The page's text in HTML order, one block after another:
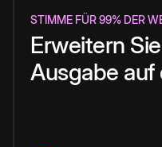
STIMME FÜR 99% DER
Erweitern
Ausgabe auf